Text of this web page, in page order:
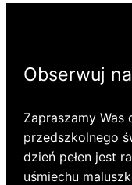
Obserwuj
Zapraszamy
przedszkolnego
dzień pełen jest
uśmiechu